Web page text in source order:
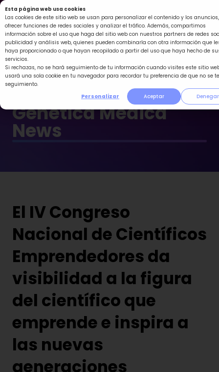
Esta página web usa cookies
Las cookies de este sitio web se usan para personalizar el contenido y los anuncios,
ofrecer funciones de redes sociales y analizar el tráfico. Además, compartimos
información sobre el uso que haga del sitio web con nuestros partners de redes
publicidad y análisis web, quienes pueden combinarla con otra información que
haya proporcionado o que hayan recopilado a partir del uso que haya hecho de
servicios.
Si rechazas, no se hará seguimiento de tu información cuando visites este sitio
usará una sola cookie en tu navegador para recordar tu preferencia de que no se
seguimiento.
Personalizar
Aceptar Denegar
Ir
al
contenido
Genética Médica
News
El IV Congreso
Nacional de Científicos
Emprendedores da
visibilidad a la figura
del científico que
emprende e inspira a
las nuevas
generaciones